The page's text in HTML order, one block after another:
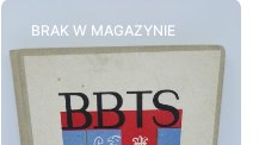
BRAK W MAGAZYNIE